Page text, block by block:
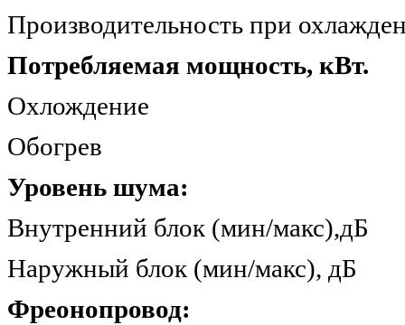
Производительность при
Потребляемая мощность, кВт.
Обогрев
Уровень шума:
Внутренний блок (мин/
Наружный блок (мин/
Фреонопровод: